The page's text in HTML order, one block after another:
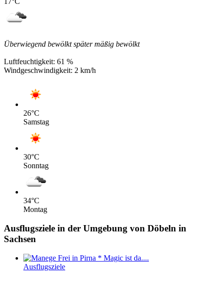
Überwiegend bewölkt später mäßig bewölkt
Luftfeuchtigkeit: 61 %
Windgeschwindigkeit: 2 km/h
26°C
Samstag
30°C
Sonntag
34°C
Montag
Ausflugsziele in der Umgebung von Döbeln in
Sachsen
Ausflugsziele